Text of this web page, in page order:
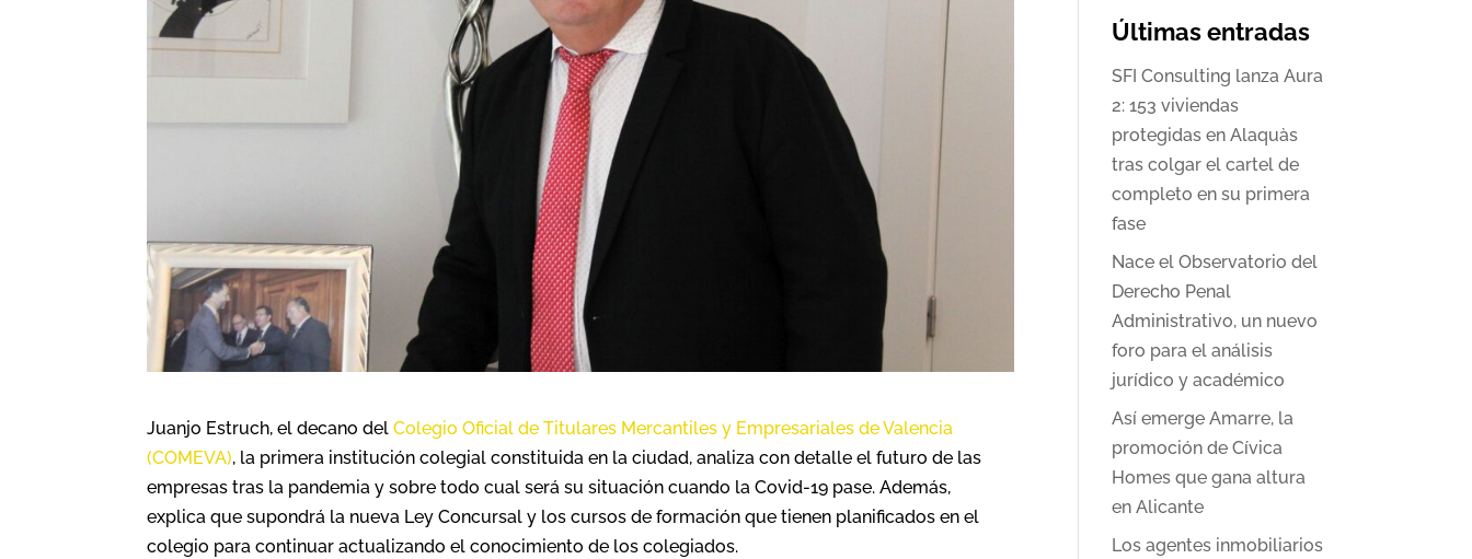
Juanjo Estruch, el decano delColegio Oficial de Titulares Mercantiles y Empresariales de Valencia
(COMEVA), la primera institución colegial constituida en la ciudad, analiza con detalle el futuro de las
empresas tras la pandemia y sobre todo cual será su situación cuando la Covid-19 pase. Además,
explica que supondrá la nueva Ley Concursal y los cursos de formación que tienen planificados en el
colegio para continuar actualizando el conocimiento de los colegiados.
Últimas entradas
SFI Consulting lanza Aura
2: 153 viviendas
protegidas en Alaquàs
tras colgar el cartel de
completo en su primera
fase
Nace el Observatorio del
Derecho Penal
Administrativo, un nuevo
foro para el análisis
jurídico y académico
Así emerge Amarre, la
promoción de Cívica
Homes que gana altura
en Alicante
Los agentes inmobiliarios